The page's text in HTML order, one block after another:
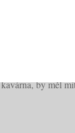
a na
by měl